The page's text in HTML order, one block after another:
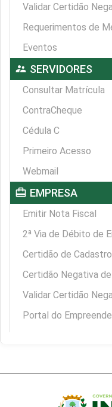
Validar Certidão
Requerimentos de
Eventos
supervisor_account SERVIDORES
Consultar Matrícula
ContraCheque
Cédula C
Primeiro Acesso
Webmail
card_travel EMPRESA
Emitir Nota Fiscal
2ª Via de Débito de
Certidão de
Certidão Negativa
Validar Certidão
Portal do